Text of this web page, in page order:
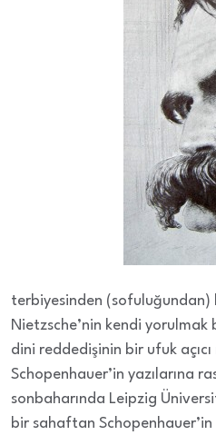
terbiyesinden (sofuluğundan)
Nietzsche’nin kendi yorulmak
dini reddedişinin bir ufuk
Schopenhauer’in yazılarına
sonbaharında Leipzig
bir sahaftan Schopenhauer’in